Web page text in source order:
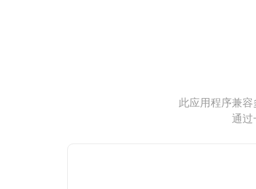
此应用程序兼
通过